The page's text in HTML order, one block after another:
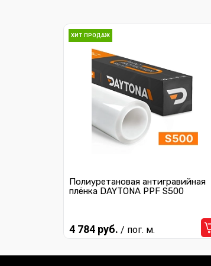
ХИТ ПРОДАЖ
Полиуретановая антигравийная
плёнка DAYTONA PPF S500
4 784 руб. / пог. м.